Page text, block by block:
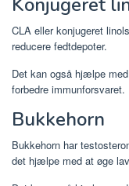
Konjugeret
CLA eller konjugeret
reducere fedtdepoter.
Det kan også hjælpe
forbedre immunforsvaret.
Bukkehorn
Bukkehorn har
det hjælpe med at øge